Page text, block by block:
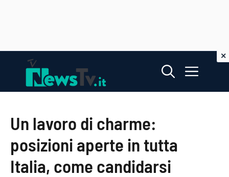
contenuto
Menu
Un lavoro di charme:
posizioni aperte in tutta
Italia, come candidarsi